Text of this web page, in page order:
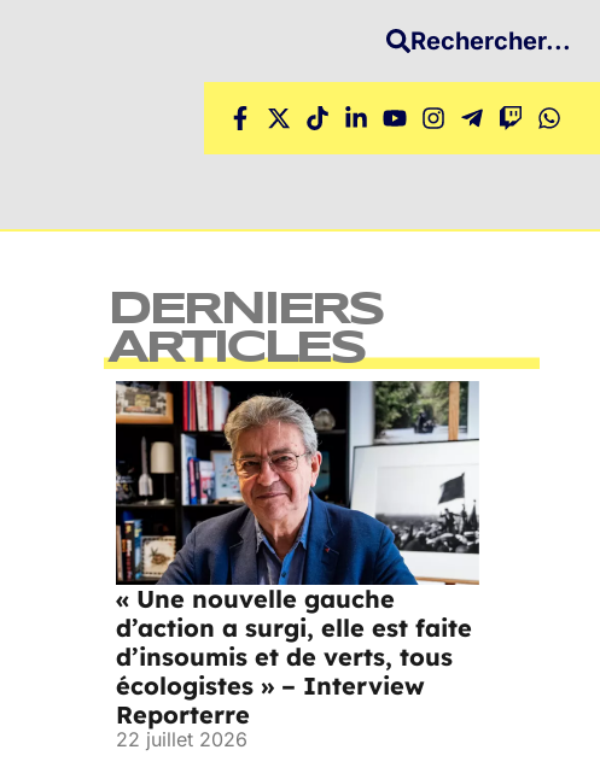
Rechercher...
DERNIERS
ARTICLES
« Une nouvelle gauche
d’action a surgi, elle est faite
d’insoumis et de verts, tous
écologistes » – Interview
Reporterre
22 juillet 2026